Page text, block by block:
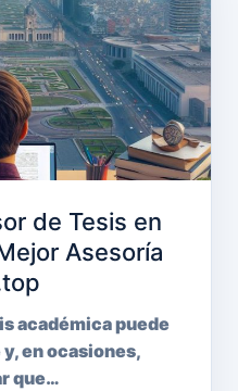
de Tesis en
Asesoría
académica puede
en ocasiones,
que…